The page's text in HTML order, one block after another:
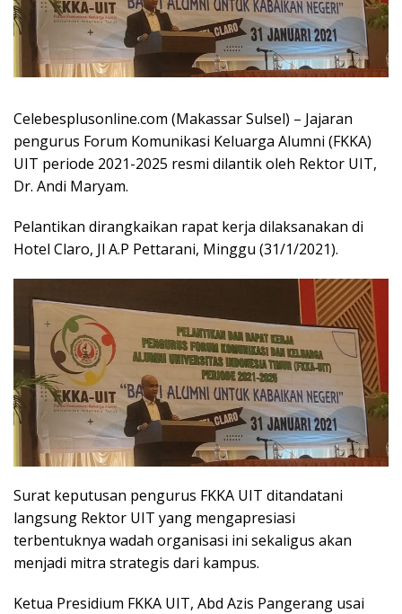
Celebesplusonline.com (Makassar Sulsel) – Jajaran
pengurus Forum Komunikasi Keluarga Alumni (FKKA)
UIT periode 2021-2025 resmi dilantik oleh Rektor UIT,
Dr. Andi Maryam.
Pelantikan dirangkaikan rapat kerja dilaksanakan di
Hotel Claro, Jl A.P Pettarani, Minggu (31/1/2021).
Surat keputusan pengurus FKKA UIT ditandatani
langsung Rektor UIT yang mengapresiasi
terbentuknya wadah organisasi ini sekaligus akan
menjadi mitra strategis dari kampus.
Ketua Presidium FKKA UIT, Abd Azis Pangerang usai